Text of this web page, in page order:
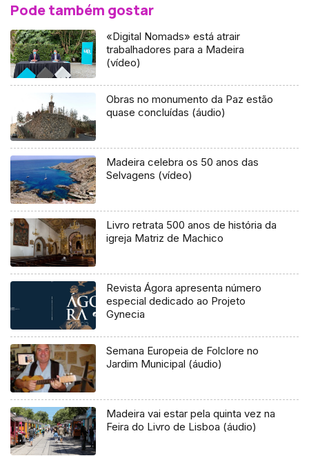
Pode também gostar
«Digital Nomads» está atrair
trabalhadores para a Madeira
(vídeo)
Obras no monumento da Paz estão
quase concluídas (áudio)
Madeira celebra os 50 anos das
Selvagens (vídeo)
Livro retrata 500 anos de história da
igreja Matriz de Machico
Revista Ágora apresenta número
especial dedicado ao Projeto
Gynecia
Semana Europeia de Folclore no
Jardim Municipal (áudio)
Madeira vai estar pela quinta vez na
Feira do Livro de Lisboa (áudio)